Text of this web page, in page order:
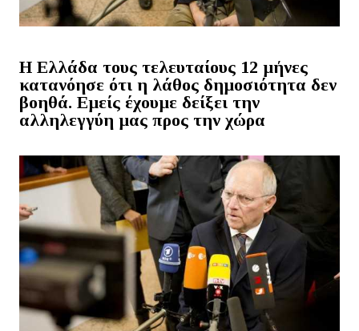
Η Ελλάδα τους τελευταίους 12 μήνες
κατανόησε ότι η λάθος δημοσιότητα δεν
βοηθά. Εμείς έχουμε δείξει την
αλληλεγγύη μας προς την χώρα